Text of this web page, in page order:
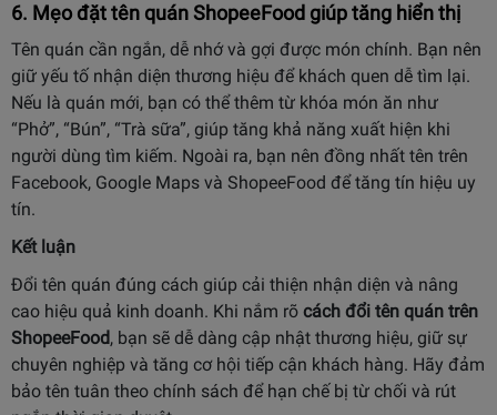
6. Mẹo đặt tên quán ShopeeFood giúp tăng hiển thị
Tên quán cần ngắn, dễ nhớ và gợi được món chính. Bạn nên
giữ yếu tố nhận diện thương hiệu để khách quen dễ tìm lại.
Nếu là quán mới, bạn có thể thêm từ khóa món ăn như
“Phở”, “Bún”, “Trà sữa”, giúp tăng khả năng xuất hiện khi
người dùng tìm kiếm. Ngoài ra, bạn nên đồng nhất tên trên
Facebook, Google Maps và ShopeeFood để tăng tín hiệu uy
tín.
Kết luận
Đổi tên quán đúng cách giúp cải thiện nhận diện và nâng
cao hiệu quả kinh doanh. Khi nắm rõ cách đổi tên quán trên
ShopeeFood, bạn sẽ dễ dàng cập nhật thương hiệu, giữ sự
chuyên nghiệp và tăng cơ hội tiếp cận khách hàng. Hãy đảm
bảo tên tuân theo chính sách để hạn chế bị từ chối và rút